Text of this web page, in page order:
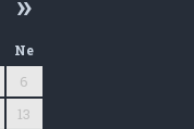
Ne
6
13